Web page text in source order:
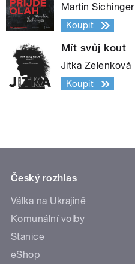
Martin Sichinger
Koupit
Mít svůj kout
Jitka Zelenková
Koupit
Český rozhlas
Válka na Ukrajině
Komunální volby
Stanice
eShop